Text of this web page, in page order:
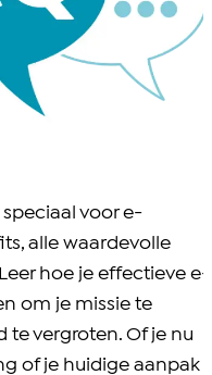
voor e-
alle waardevolle
hoe je effectieve e-
om je missie te
te vergroten. Of je nu
of je huidige aanpak